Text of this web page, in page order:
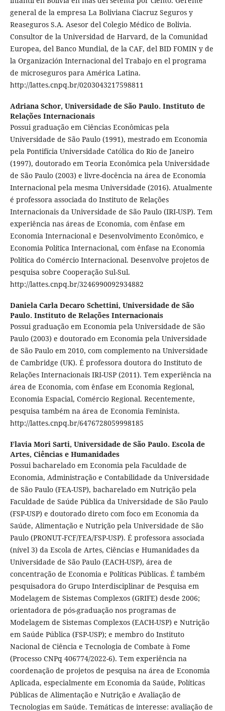
general de la empresa La Boliviana Ciacruz Seguros y
Reaseguros S.A. Asesor del Colegio Médico de Bolivia.
Consultor de la Universidad de Harvard, de la Comunidad
Europea, del Banco Mundial, de la CAF, del BID FOMIN y de
la Organización Internacional del Trabajo en el programa
de microseguros para América Latina.
http://lattes.cnpq.br/0203043217598811
Adriana Schor, Universidade de São Paulo. Instituto de
Relações Internacionais
Possui graduação em Ciências Econômicas pela
Universidade de São Paulo (1991), mestrado em Economia
pela Pontifícia Universidade Católica do Rio de Janeiro
(1997), doutorado em Teoria Econômica pela Universidade
de São Paulo (2003) e livre-docência na área de Economia
Internacional pela mesma Universidade (2016). Atualmente
é professora associada do Instituto de Relações
Internacionais da Universidade de São Paulo (IRI-USP). Tem
experiência nas áreas de Economia, com ênfase em
Economia Internacional e Desenvolvimento Econômico, e
Economia Política Internacional, com ênfase na Economia
Política do Comércio Internacional. Desenvolve projetos de
pesquisa sobre Cooperação Sul-Sul.
http://lattes.cnpq.br/3246990092934882
Daniela Carla Decaro Schettini, Universidade de São
Paulo. Instituto de Relações Internacionais
Possui graduação em Economia pela Universidade de São
Paulo (2003) e doutorado em Economia pela Universidade
de São Paulo em 2010, com complemento na Universidade
de Cambridge (UK). É professora doutora do Instituto de
Relações Internacionais IRI-USP (2011). Tem experiência na
área de Economia, com ênfase em Economia Regional,
Economia Espacial, Comércio Regional. Recentemente,
pesquisa também na área de Economia Feminista.
http://lattes.cnpq.br/6476728059998185
Flavia Mori Sarti, Universidade de São Paulo. Escola de
Artes, Ciências e Humanidades
Possui bacharelado em Economia pela Faculdade de
Economia, Administração e Contabilidade da Universidade
de São Paulo (FEA-USP), bacharelado em Nutrição pela
Faculdade de Saúde Pública da Universidade de São Paulo
(FSP-USP) e doutorado direto com foco em Economia da
Saúde, Alimentação e Nutrição pela Universidade de São
Paulo (PRONUT-FCF/FEA/FSP-USP). É professora associada
(nível 3) da Escola de Artes, Ciências e Humanidades da
Universidade de São Paulo (EACH-USP), área de
concentração de Economia e Políticas Públicas. É também
pesquisadora do Grupo Interdisciplinar de Pesquisa em
Modelagem de Sistemas Complexos (GRIFE) desde 2006;
orientadora de pós-graduação nos programas de
Modelagem de Sistemas Complexos (EACH-USP) e Nutrição
em Saúde Pública (FSP-USP); e membro do Instituto
Nacional de Ciência e Tecnologia de Combate à Fome
(Processo CNPq 406774/2022-6). Tem experiência na
coordenação de projetos de pesquisa na área de Economia
Aplicada, especialmente em Economia da Saúde, Políticas
Públicas de Alimentação e Nutrição e Avaliação de
Tecnologias em Saúde. Temáticas de interesse: avaliação de